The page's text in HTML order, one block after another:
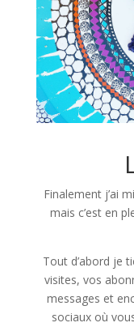
Finalement j’ai
mais c’est en
Tout d’abord je
visites, vos
messages et
sociaux où